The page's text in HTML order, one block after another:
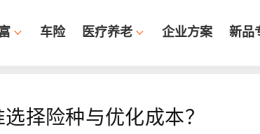
车险 医疗养老 企业方案 新品
择险种与优化成本？